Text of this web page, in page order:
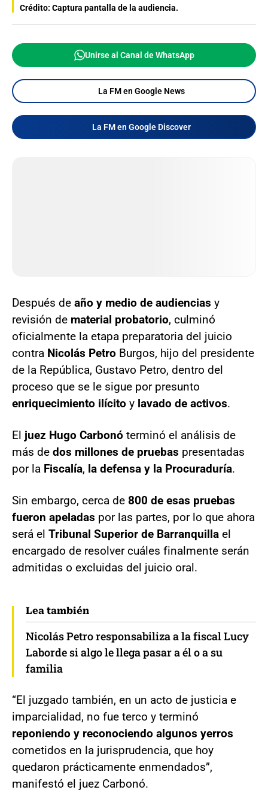
Crédito: Captura pantalla de la audiencia.
Unirse al Canal de WhatsApp
La FM en Google News
La FM en Google Discover
Después de año y medio de audiencias y
revisión de material probatorio, culminó
oficialmente la etapa preparatoria del juicio
contra Nicolás Petro Burgos, hijo del presidente
de la República, Gustavo Petro, dentro del
proceso que se le sigue por presunto
enriquecimiento ilícito y lavado de activos.
El juez Hugo Carbonó terminó el análisis de
más de dos millones de pruebas presentadas
por la Fiscalía, la defensa y la Procuraduría.
Sin embargo, cerca de 800 de esas pruebas
fueron apeladas por las partes, por lo que ahora
será el Tribunal Superior de Barranquilla el
encargado de resolver cuáles finalmente serán
admitidas o excluidas del juicio oral.
Lea también
Nicolás Petro responsabiliza a la fiscal Lucy
Laborde si algo le llega pasar a él o a su
familia
“El juzgado también, en un acto de justicia e
imparcialidad, no fue terco y terminó
reponiendo y reconociendo algunos yerros
cometidos en la jurisprudencia, que hoy
quedaron prácticamente enmendados”,
manifestó el juez Carbonó.